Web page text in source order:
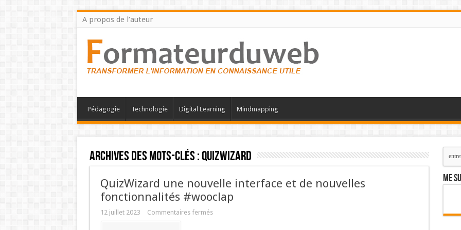
A propos de l’auteur
Pédagogie Technologie Digital Learning Mindmapping
Archives des mots-clés :quizwizard
QuizWizard une nouvelle interface et de nouvelles
fonctionnalités #wooclap
12 juillet 2023 Commentaires fermés
Me